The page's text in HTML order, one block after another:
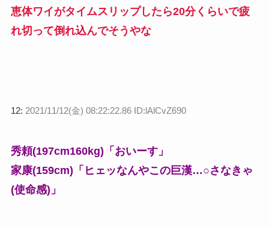
恵体ワイがタイムスリップしたら20分くらいで疲
れ切って倒れ込んでそうやな
12: 2021/11/12(金) 08:22:22.86 ID:lAlCvZ690
秀頼(197cm160kg)「おいーす」
家康(159cm)「ヒェッなんやこの巨漢…○さなきゃ
(使命感)」